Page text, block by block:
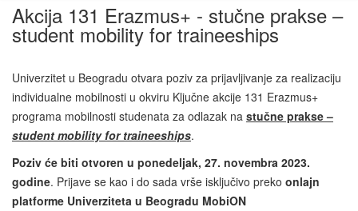
Akcija 131 Erazmus+ - stučne prakse –
student mobility for traineeships
Univerzitet u Beogradu otvara poziv za prijavljivanje za realizaciju
individualne mobilnosti u okviru Ključne akcije 131 Erazmus+
programa mobilnosti studenata za odlazak na stučne prakse –
student mobility for traineeships.
Poziv će biti otvoren u ponedeljak, 27. novembra 2023.
godine. Prijave se kao i do sada vrše isključivo preko onlajn
platforme Univerziteta u Beogradu MobiON